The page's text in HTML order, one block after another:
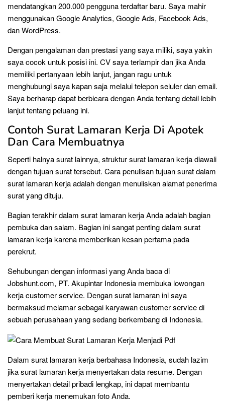
mendatangkan 200.000 pengguna terdaftar baru. Saya mahir
menggunakan Google Analytics, Google Ads, Facebook Ads,
dan WordPress.
Dengan pengalaman dan prestasi yang saya miliki, saya yakin
saya cocok untuk posisi ini. CV saya terlampir dan jika Anda
memiliki pertanyaan lebih lanjut, jangan ragu untuk
menghubungi saya kapan saja melalui telepon seluler dan email.
Saya berharap dapat berbicara dengan Anda tentang detail lebih
lanjut tentang peluang ini.
Contoh Surat Lamaran Kerja Di Apotek
Dan Cara Membuatnya
Seperti halnya surat lainnya, struktur surat lamaran kerja diawali
dengan tujuan surat tersebut. Cara penulisan tujuan surat dalam
surat lamaran kerja adalah dengan menuliskan alamat penerima
surat yang dituju.
Bagian terakhir dalam surat lamaran kerja Anda adalah bagian
pembuka dan salam. Bagian ini sangat penting dalam surat
lamaran kerja karena memberikan kesan pertama pada
perekrut.
Sehubungan dengan informasi yang Anda baca di
Jobshunt.com, PT. Akupintar Indonesia membuka lowongan
kerja customer service. Dengan surat lamaran ini saya
bermaksud melamar sebagai karyawan customer service di
sebuah perusahaan yang sedang berkembang di Indonesia.
Dalam surat lamaran kerja berbahasa Indonesia, sudah lazim
jika surat lamaran kerja menyertakan data resume. Dengan
menyertakan detail pribadi lengkap, ini dapat membantu
pemberi kerja menemukan foto Anda.